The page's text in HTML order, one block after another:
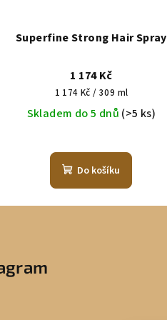
Superfine Strong Hair Spray
1 174 Kč
Měrná
cena:
1 174 Kč / 309 ml
Skladem do 5 dnů (>5 ks)
Do košíku